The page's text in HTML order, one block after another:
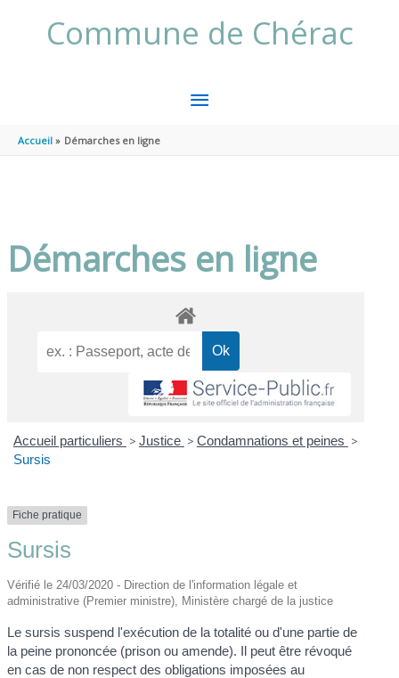
Commune de Chérac
MENU
Accueil Démarches en ligne
Démarches en ligne
Accueil particuliers > Justice > Condamnations et peines >
Sursis
Fiche pratique
Sursis
Vérifié le 24/03/2020 - Direction de l'information légale et
administrative (Premier ministre), Ministère chargé de la justice
Le sursis suspend l'exécution de la totalité ou d'une partie de
la peine prononcée (prison ou amende). Il peut être révoqué
en cas de non respect des obligations imposées au